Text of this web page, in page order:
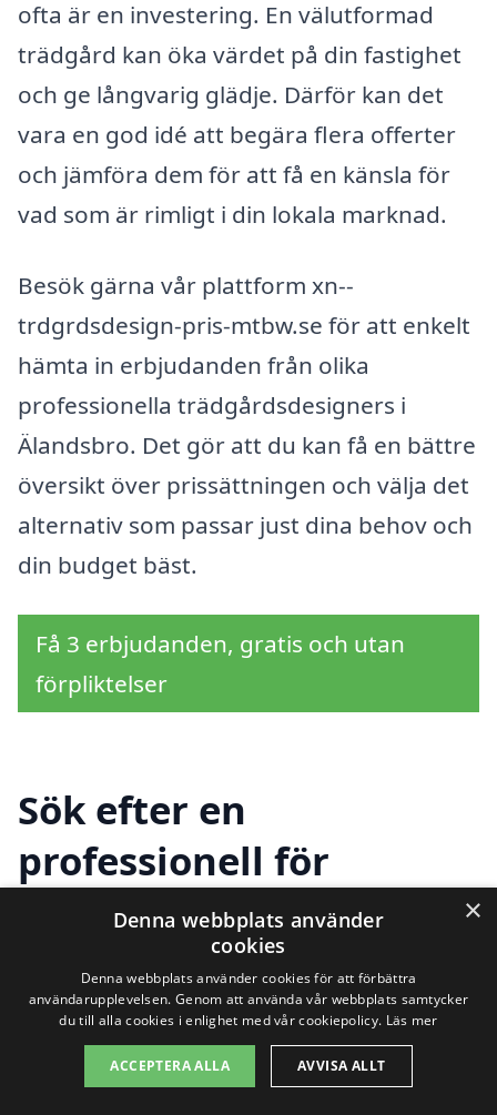
ofta är en investering. En välutformad
trädgård kan öka värdet på din fastighet
och ge långvarig glädje. Därför kan det
vara en god idé att begära flera offerter
och jämföra dem för att få en känsla för
vad som är rimligt i din lokala marknad.
Besök gärna vår plattform xn--
trdgrdsdesign-pris-mtbw.se för att enkelt
hämta in erbjudanden från olika
professionella trädgårdsdesigners i
Älandsbro. Det gör att du kan få en bättre
översikt över prissättningen och välja det
alternativ som passar just dina behov och
din budget bäst.
Få 3 erbjudanden, gratis och utan
förpliktelser
Sök efter en
professionell för
trädgårdsdesign i andra
städer nära Älandsbro
Att hitta hjälp för trädgårdsdesign i
Älandsbro kan vara en ganska enkel
×
Denna webbplats använder
cookies
Denna webbplats använder cookies för att förbättra
användarupplevelsen. Genom att använda vår webbplats samtycker
du till alla cookies i enlighet med vår cookiepolicy. Läs mer
ACCEPTERA ALLA AVVISA ALLT